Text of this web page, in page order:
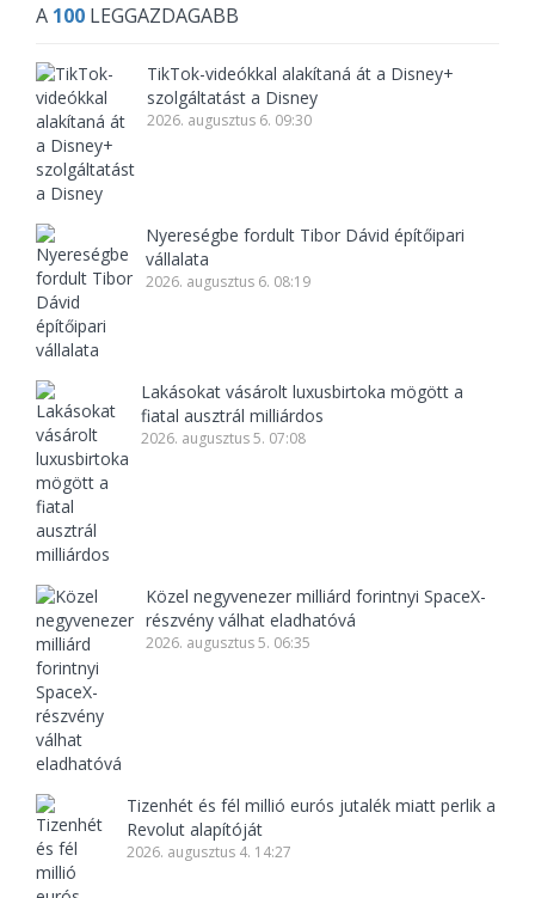
A 100 LEGGAZDAGABB
TikTok-videókkal alakítaná át a Disney+
szolgáltatást a Disney
2026. augusztus 6. 09:30
Nyereségbe fordult Tibor Dávid építőipari
vállalata
2026. augusztus 6. 08:19
Lakásokat vásárolt luxusbirtoka mögött a
fiatal ausztrál milliárdos
2026. augusztus 5. 07:08
Közel negyvenezer milliárd forintnyi SpaceX-
részvény válhat eladhatóvá
2026. augusztus 5. 06:35
Tizenhét és fél millió eurós jutalék miatt perlik a
Revolut alapítóját
2026. augusztus 4. 14:27